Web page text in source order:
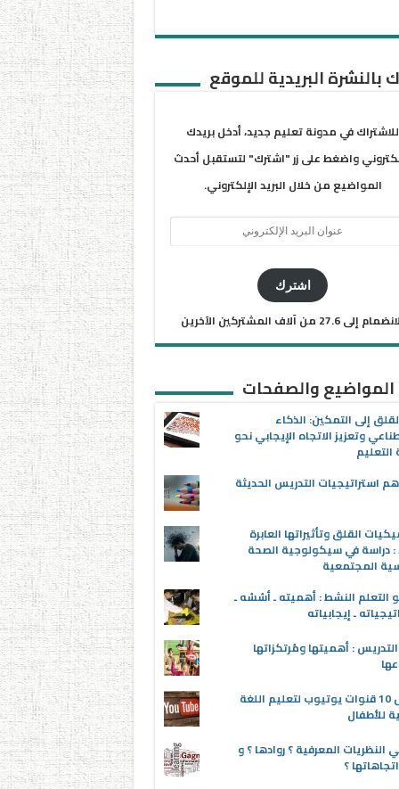
بالنشرة البريدية للموقع
للاشتراك في مدونة تعليم جديد، أدخل بريدك
واضغط على زر "اشترك" لتستقبل أحدث
المواضيع من خلال البريد الإلكتروني.
اشترك
إلى 27.6 من آلاف المشتركين الآخرين
المواضيع والصفحات
إلى التمكين: الذكاء
وتعزيز الاتجاه الإيجابي نحو
استراتيجيات التدريس الحديثة
القلق وتأثيراتها العابرة
: دراسة في سيكولوجية الصحة
المجتمعية
التعلم النشط : أهميته ـ أسُسُه ـ
ـ إيجابياته
: أهميتها ومُرتكزاتها
أفضل 10 قنوات يوتيوب لتعليم اللغة
للأطفال
النظريات المعرفية ؟ روادها ؟ و
؟